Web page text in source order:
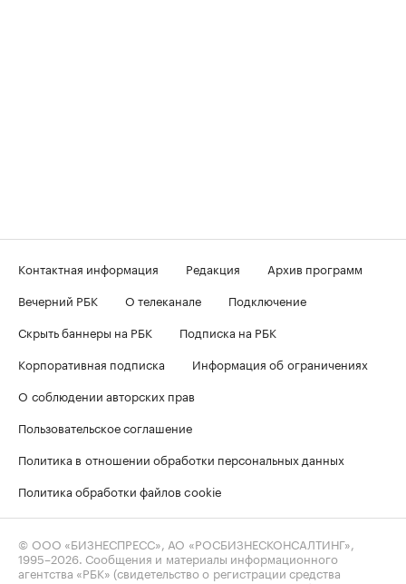
Контактная информация Редакция
Архив программ
Вечерний РБК
О телеканале
Подключение
Скрыть баннеры на РБК
Подписка на РБК
Корпоративная подписка
Информация об ограничениях
О соблюдении авторских прав
Пользовательское соглашение
Политика в отношении обработки персональных данных
Политика обработки файлов cookie
© ООО «БИЗНЕСПРЕСС», АО «РОСБИЗНЕСКОНСАЛТИНГ»,
1995–2026 . Сообщения и материалы информационного
агентства «РБК» (свидетельство о регистрации средства